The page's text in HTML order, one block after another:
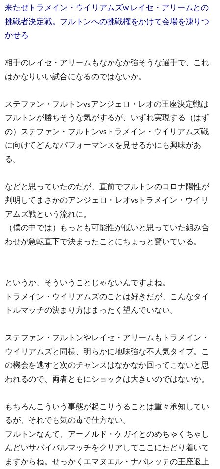
来たぜトラメイン・ウイリアムズw レイセ・アリームとの
挑戦者決定戦。フルトンへの挑戦権をかけて会場を凍りつ
かせろ
相手のレイセ・アリームもなかなか強そうな選手で、これ
はかなりいい試合になるのではないか。
ステファン・フルトンvsアンジェロ・レオの王座決定戦は
フルトンが勝ちそうな気がするが、いずれ実現する（はず
の）ステファン・フルトンvsトラメイン・ウイリアムズ戦
に向けてどんなパフォーマンスを見せるかにも興味があ
る。
などと思っていたのだが、直前でフルトンのコロナ陽性が
判明してまさかのアンジェロ・レオvsトラメイン・ウイリ
アムズ戦という流れに。
（僕の中では）もっとも可能性が低いと思っていた組み合
わせが急転直下で決まったことにちょっと驚いている。
というか、そういうことじゃないんですよね。
トラメイン・ウイリアムズのことは好きだが、こんなタイ
トルマッチの決まり方はまったく望んでいない。
ステファン・フルトンやレイセ・アリームもトラメイン・
ウイリアムズと同様、明らかに地味強な不人気タイプ。こ
の機会を逃すと次のチャンスはなかなか回ってこないと思
われるので、両者ともにショックは大きいのではないか。
もちろんこういう事態が起こりうることは重々承知してい
るが、それでも気の毒で仕方ない。
フルトンなんて、アーノルド・ケガイとのめちゃくちゃし
んどいサバイバルマッチをクリアしてここにたどり着いて
ますからね。せっかくエマヌエル・ナバレッテの王座返上